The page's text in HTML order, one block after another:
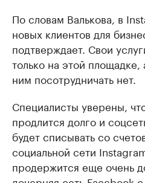
По словам Валькова, в
новых клиентов для
подтверждает. Свои
только на этой
ним посотрудничать нет.
Специалисты уверены,
продлится долго и
будет списывать со
социальной сети
продержится еще очень